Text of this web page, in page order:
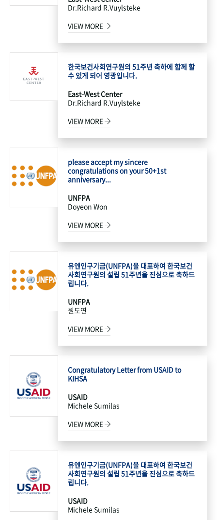
Dr.Richard R.Vuylsteke
VIEW MORE
한국보건사회연구원의 51주년 축하에 함께 할
수 있게 되어 영광입니다.
East-West Center
Dr.Richard R.Vuylsteke
VIEW MORE
please accept my sincere
congratulations on your 50+1st
anniversary...
UNFPA
Doyeon Won
VIEW MORE
유엔인구기금(UNFPA)을 대표하여 한국보건
사회연구원의 설립 51주년을 진심으로 축하드
립니다.
UNFPA
원도연
VIEW MORE
Congratulatory Letter from USAID to
KIHSA
USAID
Michele Sumilas
VIEW MORE
유엔인구기금(UNFPA)을 대표하여 한국보건
사회연구원의 설립 51주년을 진심으로 축하드
립니다.
USAID
Michele Sumilas